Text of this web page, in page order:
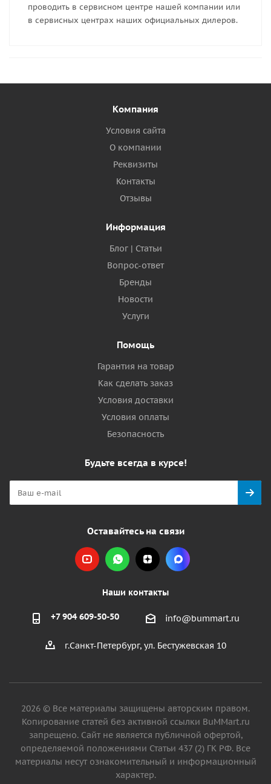
проводить в сервисном центре нашей компании или
в сервисных центрах наших официальных дилеров.
Компания
Условия сайта
О компании
Реквизиты
Контакты
Отзывы
Информация
Блог | Статьи
Вопрос-ответ
Бренды
Новости
Услуги
Помощь
Гарантия на товар
Как сделать заказ
Условия доставки
Условия оплаты
Безопасность
Будьте всегда в курсе!
Оставайтесь на связи
Наши контакты
+7 904 609-50-50 info@bummart.ru
г.Санкт-Петербург, ул. Бестужевская 10
2026 © Все материалы защищены авторским правом.
Копирование статей без активной ссылки BuMMart.ru
запрещено. Сайт не является публичной офертой,
определяемой положениями Статьи 437 (2) ГК РФ. Все
материалы несут ознакомительный и информационный
характер.